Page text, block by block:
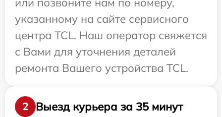
указанному на сайте сервисного
центра TCL. Наш оператор свяжется
с Вами для уточнения деталей
ремонта Вашего устройства TCL.
2
Выезд курьера за 35 минут